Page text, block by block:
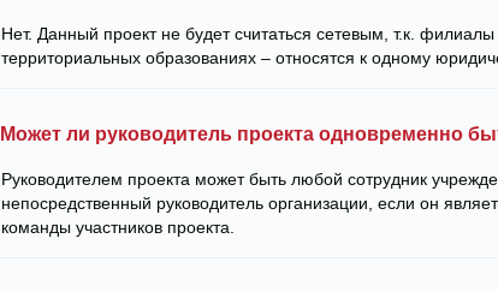
Нет. Данный проект не будет считаться сетевым, т.к.
территориальных образованиях – относятся к одному
Может ли руководитель проекта одновременно
Руководителем проекта может быть любой сотрудник
непосредственный руководитель организации, если он
команды участников проекта.